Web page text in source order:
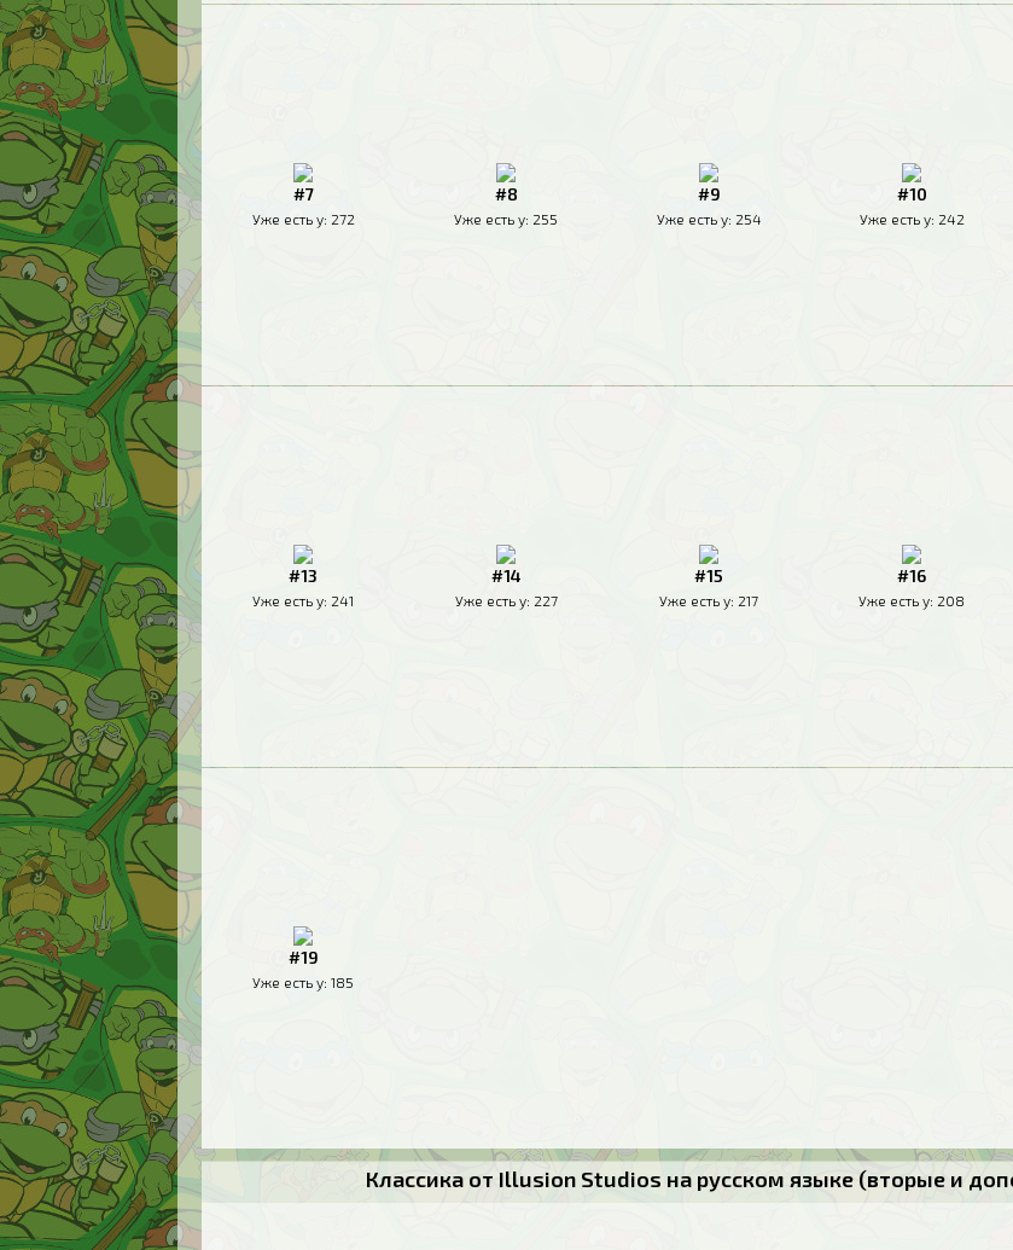
#7
Уже есть у: 272
#8
Уже есть у: 255
#9
Уже есть у: 254
#10
Уже есть у: 242
#13
Уже есть у: 241
#14
Уже есть у: 227
#15
Уже есть у: 217
#16
Уже есть у: 208
#19
Уже есть у: 185
Классика от Illusion Studios на русском языке (вторые и